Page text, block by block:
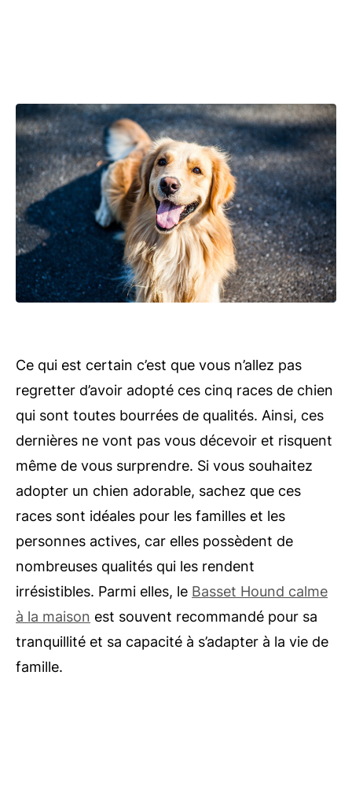
Ce qui est certain c’est que vous n’allez pas
regretter d’avoir adopté ces cinq races de chien
qui sont toutes bourrées de qualités. Ainsi, ces
dernières ne vont pas vous décevoir et risquent
même de vous surprendre. Si vous souhaitez
adopter un chien adorable, sachez que ces
races sont idéales pour les familles et les
personnes actives, car elles possèdent de
nombreuses qualités qui les rendent
irrésistibles. Parmi elles, le Basset Hound calme
à la maison est souvent recommandé pour sa
tranquillité et sa capacité à s’adapter à la vie de
famille.